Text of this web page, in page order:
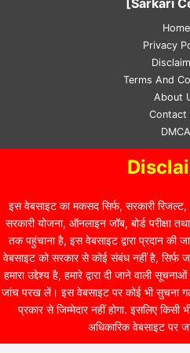
[Sarkari
Home
Privacy
Terms And
About
Contact
DMCA
इस वेबसाइट का मकसद सिर्फ, सरकारी रिजल्ट,
सरकारी योजना, ऑनलाइन जॉब, बोर्ड परीक्षा
तक पहुंचाना है, इस वेबसाइट द्वारा प्रदान की
वेबसाइट को सरकार से कोई संबंध नहीं है, सिर्फ
हमारा उद्देश्य है, हमारे द्वारा दी जाने वाली
जांच परख लें। इस वेबसाइट पर कोई भी सुचना
प्रकार से जिम्मेदार नहीं होगा. इसलिए
अधिकारिक वेबसाइट पर